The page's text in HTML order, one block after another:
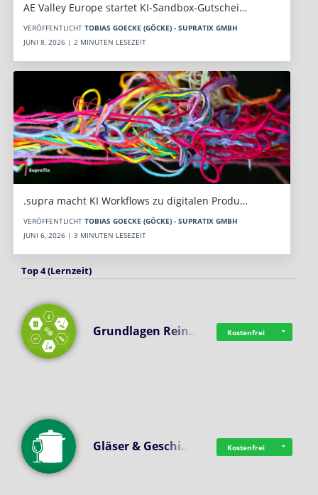
AE Valley Europe startet KI-Sandbox-Gutschei…
VERÖFFENTLICHT TOBIAS GOECKE (GÖCKE) - SUPRATIX GMBH
JUNI 8, 2026 | 2 MINUTEN LESEZEIT
.supra macht KI Workflows zu digitalen Produ…
VERÖFFENTLICHT TOBIAS GOECKE (GÖCKE) - SUPRATIX GMBH
JUNI 6, 2026 | 3 MINUTEN LESEZEIT
Top 4 (Lernzeit)
Grundlagen Rein… Kostenfrei
Gläser & Geschi… Kostenfrei